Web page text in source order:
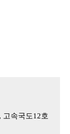
속국도12호